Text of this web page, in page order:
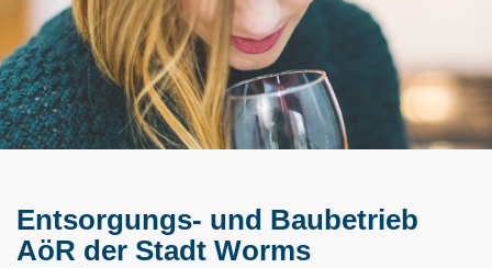
Entsorgungs- und Baubetrieb
AöR der Stadt Worms